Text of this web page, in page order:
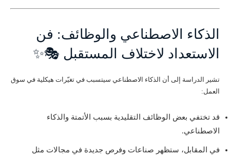
الذكاء الاصطناعي والوظائف: فن
الاستعداد لاختلاف المستقبل 🎭✨
تشير الدراسة إلى أن الذكاء الاصطناعي سيتسبب في تغيّرات هيكلية في سوق
العمل:
قد تختفي بعض الوظائف التقليدية بسبب الأتمتة والذكاء
الاصطناعي.
في المقابل، ستظهر صناعات وفرص جديدة في مجالات مثل